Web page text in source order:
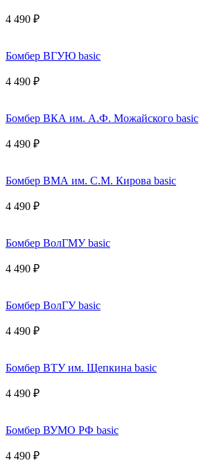
4 490 ₽
Бомбер ВГУЮ basic
4 490 ₽
Бомбер ВКА им. А.Ф. Можайского basic
4 490 ₽
Бомбер ВМА им. С.М. Кирова basic
4 490 ₽
Бомбер ВолГМУ basic
4 490 ₽
Бомбер ВолГУ basic
4 490 ₽
Бомбер ВТУ им. Щепкина basic
4 490 ₽
Бомбер ВУМО РФ basic
4 490 ₽